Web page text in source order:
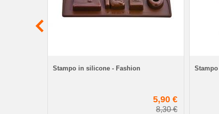
Stampo in silicone - Fashion
5,90 €
8,30 €